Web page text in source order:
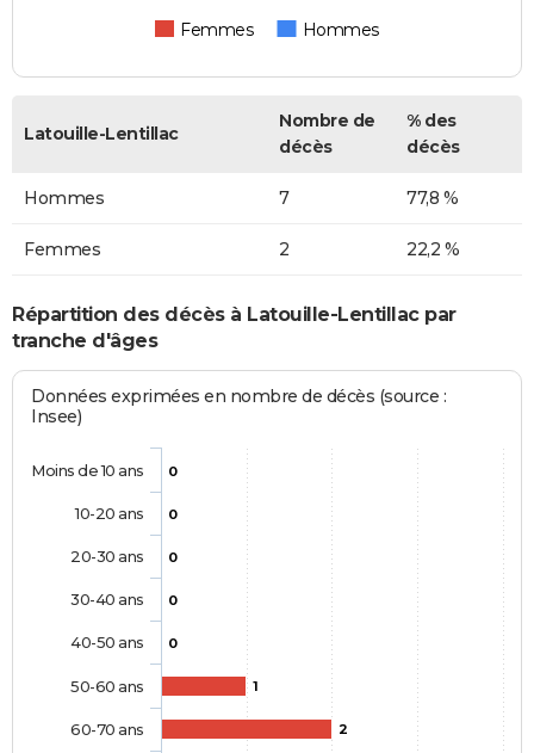
Femmes Hommes
Latouille-Lentillac
Nombre de
décès
% des
décès
Hommes 7 77,8 %
Femmes 2 22,2 %
Répartition des décès à Latouille-Lentillac par
tranche d'âges
Données exprimées en nombre de décès (source :
Insee)
0
0
0
0
0
1
2
Moins de 10 ans
10-20 ans
20-30 ans
30-40 ans
40-50 ans
50-60 ans
60-70 ans